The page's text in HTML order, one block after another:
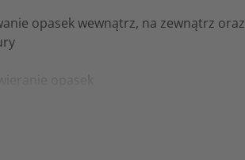
opasek wewnątrz, na zewnątrz oraz